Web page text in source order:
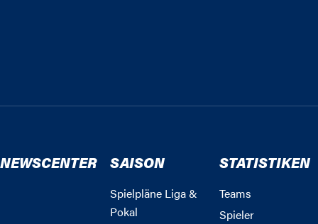
NEWSCENTER SAISON
Spielpläne Liga &
Pokal
STATISTIKEN
Teams
Spieler